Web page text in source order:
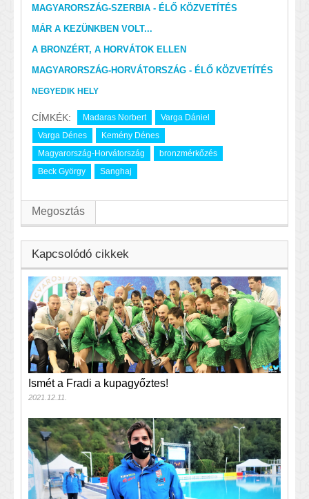
MAGYARORSZÁG-SZERBIA - ÉLŐ KÖZVETÍTÉS
MÁR A KEZÜNKBEN VOLT...
A BRONZÉRT, A HORVÁTOK ELLEN
MAGYARORSZÁG-HORVÁTORSZÁG - ÉLŐ KÖZVETÍTÉS
NEGYEDIK HELY
CÍMKÉK: Madaras Norbert
Varga Dániel
Varga Dénes
Kemény Dénes
Magyarország-Horvátország
bronzmérkőzés
Beck György
Sanghaj
Megosztás
Kapcsolódó cikkek
Ismét a Fradi a kupagyőztes!
2021.12.11.